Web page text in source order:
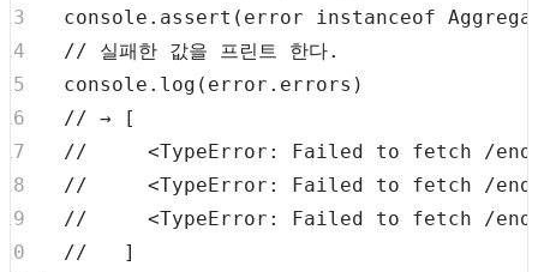
console . assert ( error instanceof
// 실패한 값을 프린트 한다.
console . log ( error . errors )
// → [
//     <TypeError: Failed to fetch /
//     <TypeError: Failed to fetch /
//     <TypeError: Failed to fetch /
//   ]